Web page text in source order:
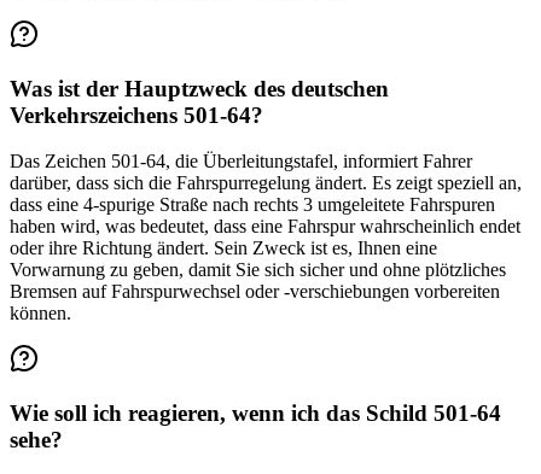
Was ist der Hauptzweck des deutschen
Verkehrszeichens 501-64?
Das Zeichen 501-64, die Überleitungstafel, informiert Fahrer
darüber, dass sich die Fahrspurregelung ändert. Es zeigt speziell an,
dass eine 4-spurige Straße nach rechts 3 umgeleitete Fahrspuren
haben wird, was bedeutet, dass eine Fahrspur wahrscheinlich endet
oder ihre Richtung ändert. Sein Zweck ist es, Ihnen eine
Vorwarnung zu geben, damit Sie sich sicher und ohne plötzliches
Bremsen auf Fahrspurwechsel oder -verschiebungen vorbereiten
können.
Wie soll ich reagieren, wenn ich das Schild 501-64
sehe?